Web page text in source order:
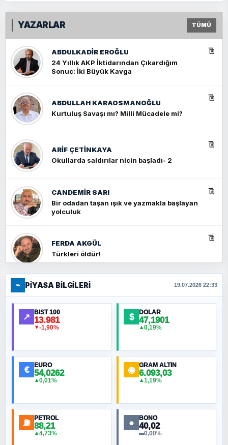
YAZARLAR TÜMÜ
ABDULKADIR EROĞLU
24 Yıllık AKP İktidarından Çıkardığım
Sonuç: İki Büyük Kavga
ABDULLAH KARAOSMANOĞLU
Kurtuluş Savaşı mı? Milli Mücadele mi?
ARIF ÇETİNKAYA
Okullarda saldırılar niçin başladı- 2
CANDEMIR SARI
Bir odadan taşan ışık ve yazmakla başlayan
yolculuk
FERDA AKGÜL
Türkleri öldür!
FERHAT BÜYÜKKALKAN
Ankara Zirvesi: NATO Toplantısı mı, Yeni
Ortadoğu Haritasının Provası mı?
MURAT ÖZKAN
NURETTIN BÖLÜK
⌁ PIYASA BILGILERI 19.07.2026 22:33
↗ BIST 100
13.981
▼-1,90%
$ DOLAR
47,1901
▲0,19%
€ EURO
54,0262
▲0,01%
◉ GRAM ALTIN
6.093,03
▲1,19%
⛽ PETROL
88,21
▲4,73%
● BONO
40,02
▬0,00%